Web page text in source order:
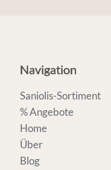
Navigation
Saniolis-Sortiment
% Angebote
Home
Über
Blog